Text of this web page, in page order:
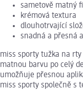
sametově matný
krémová textura
dlouhotrvající
snadná a přesná
miss sporty tužka na
matnou barvu po celý
umožňuje přesnou
miss sporty společně s